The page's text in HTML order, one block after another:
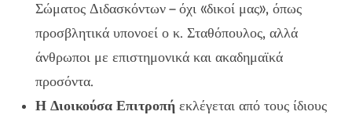
Σώματος Διδασκόντων – όχι «δικοί μας», όπως
προσβλητικά υπονοεί ο κ. Σταθόπουλος, αλλά
άνθρωποι με επιστημονικά και ακαδημαϊκά
προσόντα.
Η Διοικούσα Επιτροπή εκλέγεται από τους ίδιους